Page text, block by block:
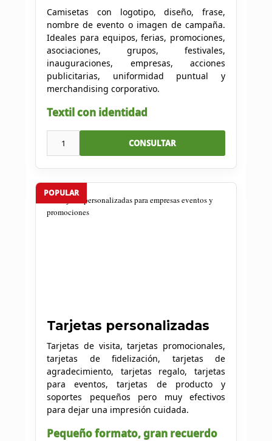
Camisetas con logotipo, diseño, frase,
nombre de evento o imagen de campaña.
Ideales para equipos, ferias, promociones,
asociaciones, grupos, festivales,
inauguraciones, empresas, acciones
publicitarias, uniformidad puntual y
merchandising corporativo.
Textil con identidad
1 CONSULTAR
POPULAR
Tarjetas personalizadas
Tarjetas de visita, tarjetas promocionales,
tarjetas de fidelización, tarjetas de
agradecimiento, tarjetas regalo, tarjetas
para eventos, tarjetas de producto y
soportes pequeños pero muy efectivos
para dejar una impresión cuidada.
Pequeño formato, gran recuerdo